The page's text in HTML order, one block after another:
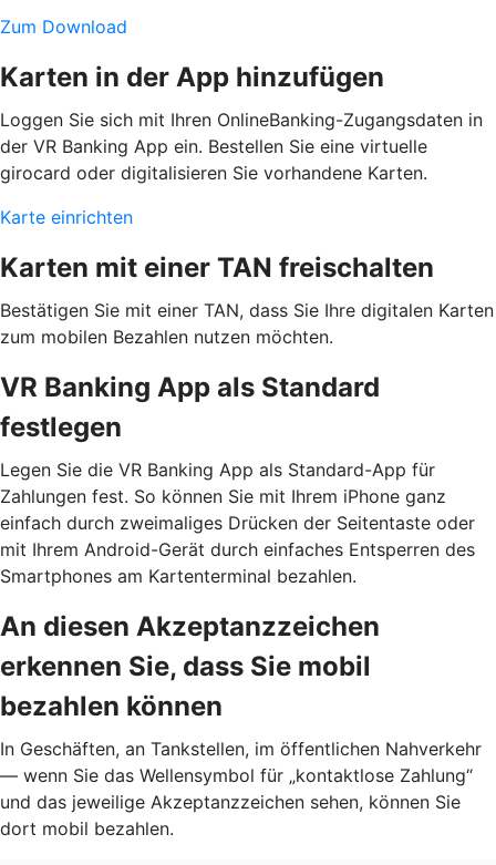
Zum Download
Karten in der App hinzufügen
Loggen Sie sich mit Ihren OnlineBanking-Zugangsdaten in
der VR Banking App ein. Bestellen Sie eine virtuelle
girocard oder digitalisieren Sie vorhandene Karten.
Karte einrichten
Karten mit einer TAN freischalten
Bestätigen Sie mit einer TAN, dass Sie Ihre digitalen Karten
zum mobilen Bezahlen nutzen möchten.
VR Banking App als Standard
festlegen
Legen Sie die VR Banking App als Standard-App für
Zahlungen fest. So können Sie mit Ihrem iPhone ganz
einfach durch zweimaliges Drücken der Seitentaste oder
mit Ihrem Android-Gerät durch einfaches Entsperren des
Smartphones am Kartenterminal bezahlen.
An diesen Akzeptanzzeichen
erkennen Sie, dass Sie mobil
bezahlen können
In Geschäften, an Tankstellen, im öffentlichen Nahverkehr
— wenn Sie das Wellensymbol für „kontaktlose Zahlung“
und das jeweilige Akzeptanzzeichen sehen, können Sie
dort mobil bezahlen.